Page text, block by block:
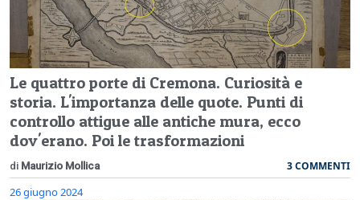
Le quattro porte di Cremona. Curiosità e
storia. L'importanza delle quote. Punti di
controllo attigue alle antiche mura, ecco
dov'erano. Poi le trasformazioni
di Maurizio Mollica 3 COMMENTI
26 giugno 2024